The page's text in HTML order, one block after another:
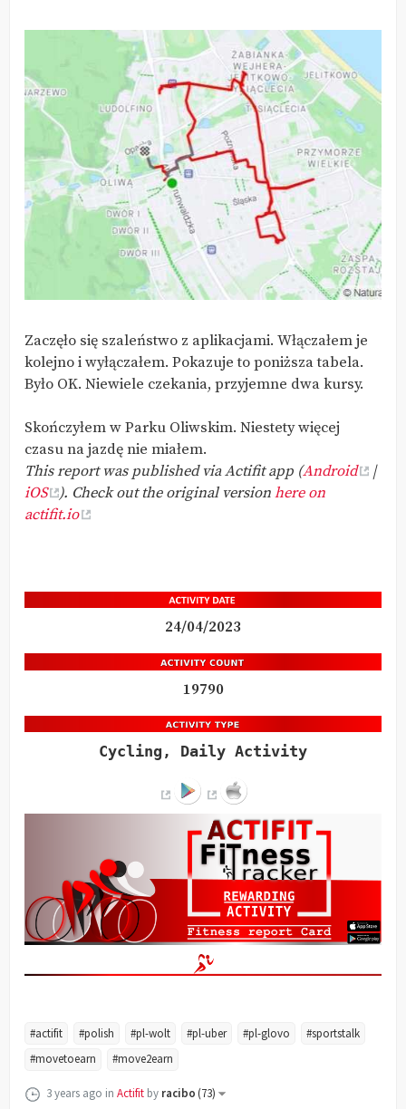
Zaczęło się szaleństwo z aplikacjami. Włączałem je
kolejno i wyłączałem. Pokazuje to poniższa tabela.
Było OK. Niewiele czekania, przyjemne dwa kursy.
Skończyłem w Parku Oliwskim. Niestety więcej
czasu na jazdę nie miałem.
This report was published via Actifit app (Android
|
iOS
). Check out the original versionhere on
actifit.io
24/04/2023
19790
Cycling, Daily Activity
#actifit #polish #pl-wolt #pl-uber #pl-glovo
#sportstalk
#movetoearn
#move2earn
3 years ago in Actifit by racibo(73)